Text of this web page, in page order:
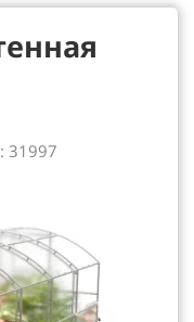
31997